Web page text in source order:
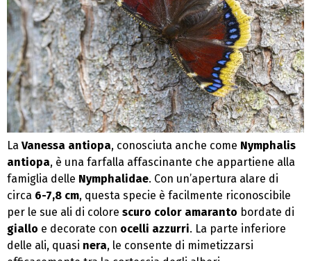
La Vanessa antiopa, conosciuta anche come Nymphalis
antiopa, è una farfalla affascinante che appartiene alla
famiglia delle Nymphalidae. Con un’apertura alare di
circa 6-7,8 cm, questa specie è facilmente riconoscibile
per le sue ali di colore scuro color amaranto bordate di
giallo e decorate con ocelli azzurri. La parte inferiore
delle ali, quasi nera, le consente di mimetizzarsi